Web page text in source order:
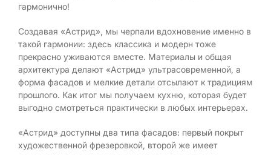
гармонично!
Создавая «Астрид», мы черпали вдохновение именно в
такой гармонии: здесь классика и модерн тоже
прекрасно уживаются вместе. Материалы и общая
архитектура делают «Астрид» ультрасовременной, а
форма фасадов и мелкие детали отсылают к традициям
прошлого. Как итог мы получаем кухню, которая будет
выгодно смотреться практически в любых интерьерах.
«Астрид» доступны два типа фасадов: первый покрыт
художественной фрезеровкой, второй же имеет